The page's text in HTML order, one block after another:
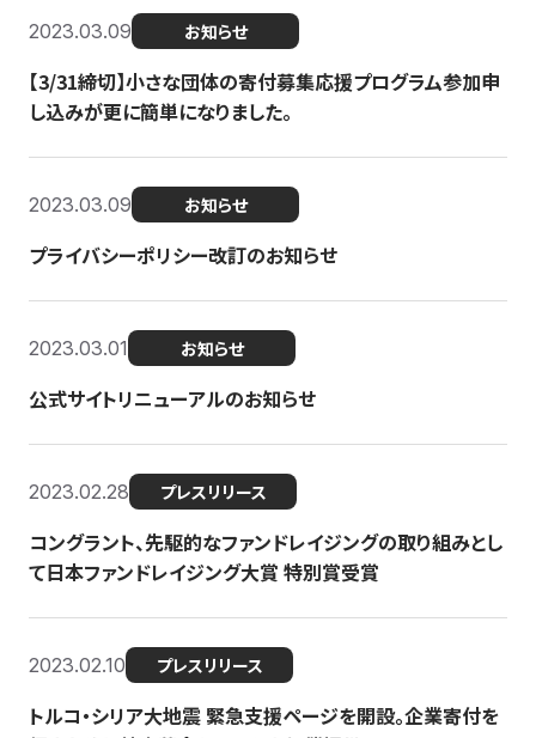
2023.03.09 お知らせ
【3/31締切】小さな団体の寄付募集応援プログラム参加申
し込みが更に簡単になりました。
2023.03.09 お知らせ
プライバシーポリシー改訂のお知らせ
2023.03.01 お知らせ
公式サイトリニューアルのお知らせ
2023.02.28 プレスリリース
コングラント、先駆的なファンドレイジングの取り組みとし
て日本ファンドレイジング大賞 特別賞受賞
2023.02.10 プレスリリース
トルコ・シリア大地震 緊急支援ページを開設。企業寄付を